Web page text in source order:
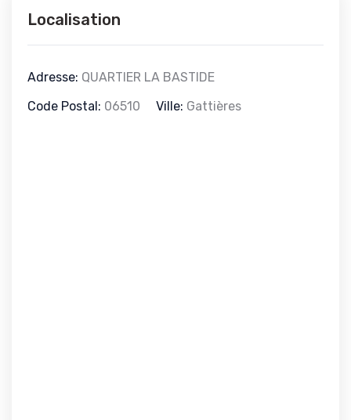
Localisation
Adresse: QUARTIER LA BASTIDE
Code Postal: 06510 Ville: Gattières